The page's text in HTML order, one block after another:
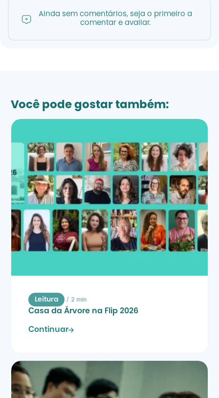
Ainda sem comentários, seja o primeiro a
comentar e avaliar.
Você pode gostar também:
Leitura / 2 min
Casa da Árvore na Flip 2026
Continuar